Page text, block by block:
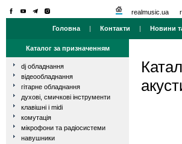
realmusic.ua
Головна | Контакти | Новини
Каталог за призначенням
dj обладнання
відеообладнання
гітарне обладнання
духові, смичкові інструменти
клавішні і midi
комутація
мікрофони та радіосистеми
навушники